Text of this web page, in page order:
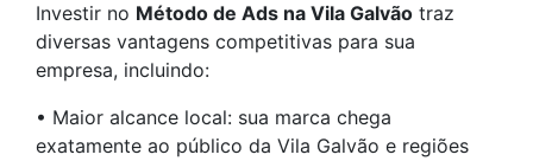
Investir no Método de Ads na Vila Galvão traz
diversas vantagens competitivas para sua
empresa, incluindo:
• Maior alcance local: sua marca chega
exatamente ao público da Vila Galvão e regiões